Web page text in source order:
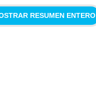
RESUMEN ENTERO